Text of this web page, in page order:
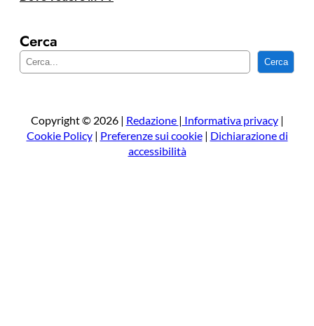
Cerca
e
a
Cerca
Copyright © 2026 | Redazione | Informativa privacy|
Cookie Policy| Preferenze sui cookie| Dichiarazione di
accessibilità